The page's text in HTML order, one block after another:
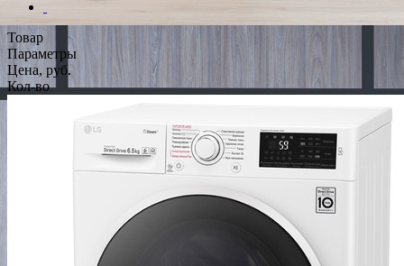
Товар
Параметры
Цена, руб.
Кол-во